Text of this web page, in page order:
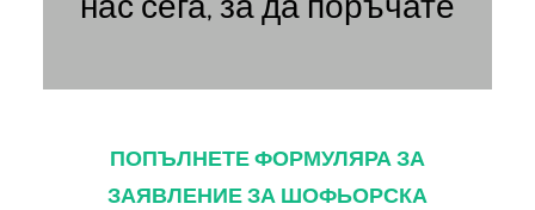
ПОПЪЛНЕТЕ ФОРМУЛЯРА ЗА
ЗАЯВЛЕНИЕ ЗА ШОФЬОРСКА